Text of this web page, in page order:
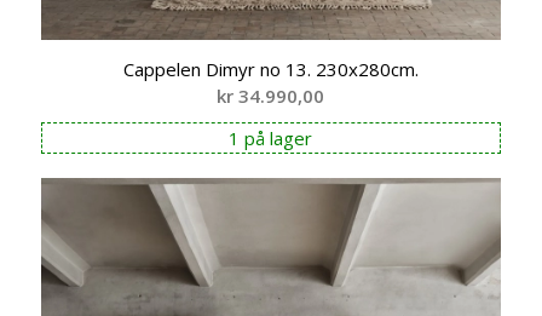
Cappelen Dimyr no 13. 230x280cm.
kr 34.990,00
1 på lager